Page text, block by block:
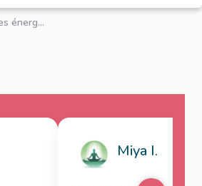
énerg...
Miya I.